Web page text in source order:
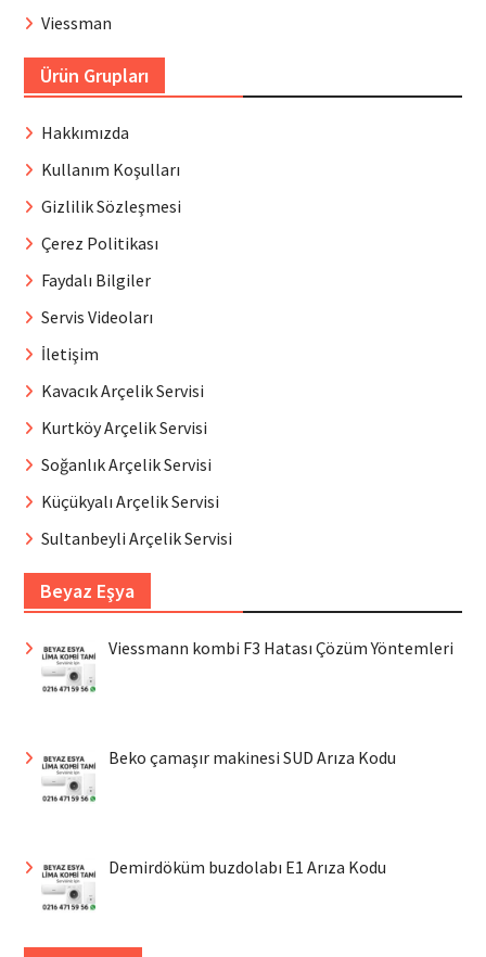
Viessman
Ürün Grupları
Hakkımızda
Kullanım Koşulları
Gizlilik Sözleşmesi
Çerez Politikası
Faydalı Bilgiler
Servis Videoları
İletişim
Kavacık Arçelik Servisi
Kurtköy Arçelik Servisi
Soğanlık Arçelik Servisi
Küçükyalı Arçelik Servisi
Sultanbeyli Arçelik Servisi
Beyaz Eşya
Viessmann kombi F3 Hatası Çözüm Yöntemleri
Beko çamaşır makinesi SUD Arıza Kodu
Demirdöküm buzdolabı E1 Arıza Kodu